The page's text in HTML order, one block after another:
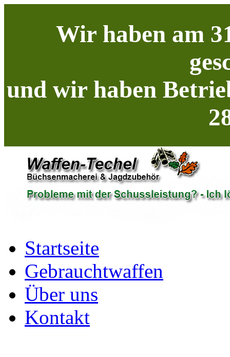
Wir haben am
und wir haben
Startseite
Gebrauchtwaffen
Über uns
Kontakt